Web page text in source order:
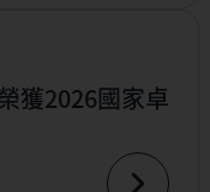
獲2026國家卓